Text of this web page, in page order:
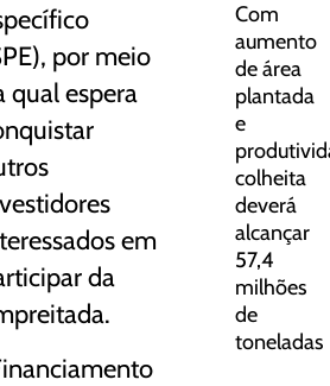
por meio
qual espera
em
da
Com
aumento
de área
plantada
e
colheita
deverá
alcançar
57,4
milhões
de
toneladas